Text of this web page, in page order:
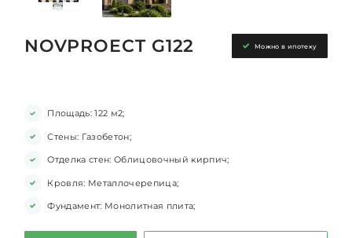
Можно в ипотеку
NOVPROECT G122
Площадь: 122 м2;
Стены: Газобетон;
Отделка стен: Облицовочный кирпич;
Кровля: Металлочерепица;
Фундамент: Монолитная плита;